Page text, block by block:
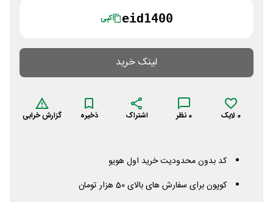
eid1400 کپی
لینک خرید
0 لایک 0 نظر اشتراک ذخیره گزارش خرابی
کد بدون محدودیت خرید اول هویو
کوپون برای سفارش های بالای 50 هزار تومان